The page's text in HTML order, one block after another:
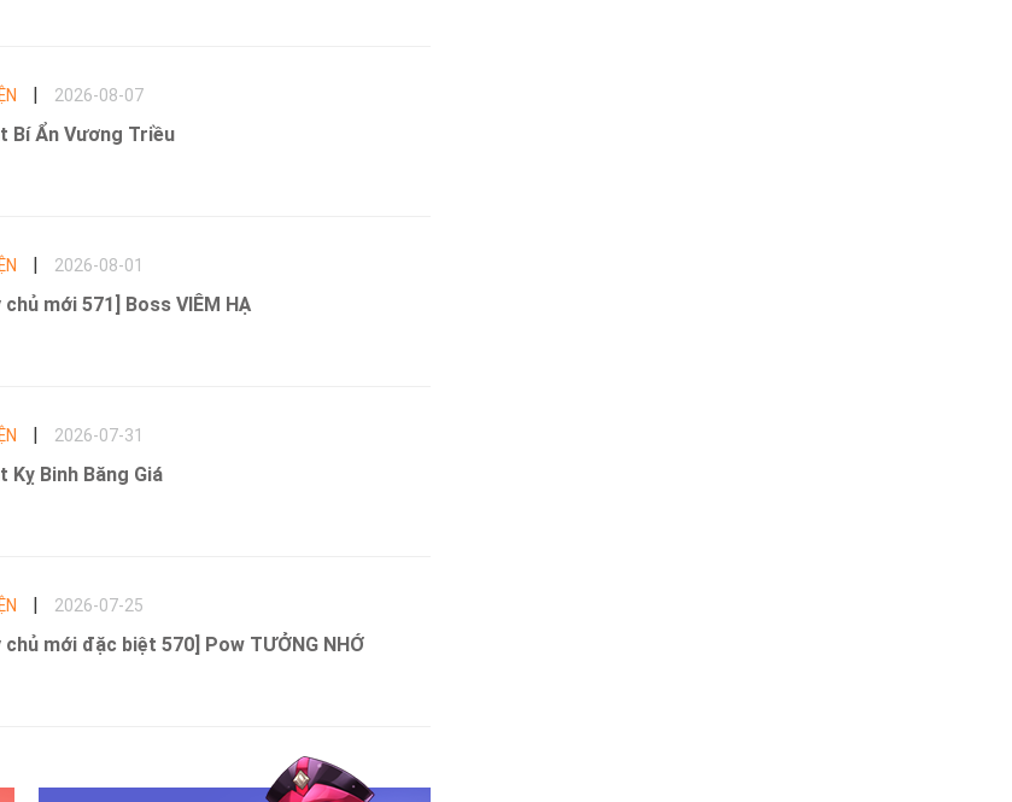
| 2026-08-07
Bí Ẩn Vương Triều
| 2026-08-01
chủ mới 571] Boss VIÊM HẠ
| 2026-07-31
Kỵ Binh Băng Giá
| 2026-07-25
chủ mới đặc biệt 570] Pow TƯỞNG NHỚ